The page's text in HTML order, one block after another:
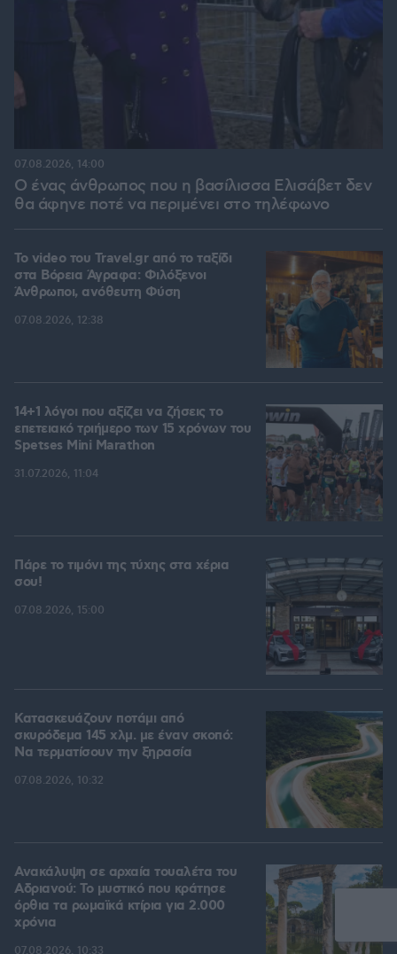
Ο ένας άνθρωπος που η βασίλισσα Ελισάβετ δεν
θα άφηνε ποτέ να περιμένει στο τηλέφωνο
07.08.2026, 14:00
To video του Travel.gr από το ταξίδι
στα Βόρεια Άγραφα: Φιλόξενοι
Άνθρωποι, ανόθευτη Φύση
07.08.2026, 12:38
14+1 λόγοι που αξίζει να ζήσεις το
επετειακό τριήμερο των 15 χρόνων του
Spetses Mini Marathon
31.07.2026, 11:04
Πάρε το τιμόνι της τύχης στα χέρια
σου!
07.08.2026, 15:00
Κατασκευάζουν ποτάμι από
σκυρόδεμα 145 χλμ. με έναν σκοπό:
Να τερματίσουν την ξηρασία
07.08.2026, 10:32
Ανακάλυψη σε αρχαία τουαλέτα του
Αδριανού: Το μυστικό που κράτησε
όρθια τα ρωμαϊκά κτίρια για 2.000
χρόνια
07.08.2026, 10:33